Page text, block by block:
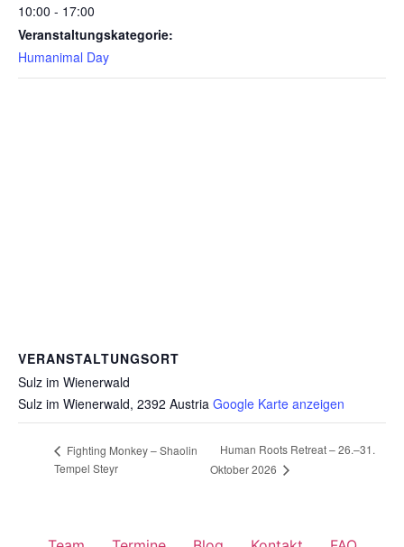
10:00 - 17:00
Veranstaltungskategorie:
Humanimal Day
VERANSTALTUNGSORT
Sulz im Wienerwald
Sulz im Wienerwald, 2392 Austria Google Karte anzeigen
Fighting Monkey – Shaolin
Tempel Steyr
Human Roots Retreat – 26.–31.
Oktober 2026